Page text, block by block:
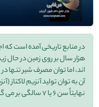
هزار سال بر روی زمین در حال
اند، اما توان مصرف شیر
آن به توان تولید آنزیم لاکتاز
نهایتاً سن 6 یا 7 سالگی بر می گشت